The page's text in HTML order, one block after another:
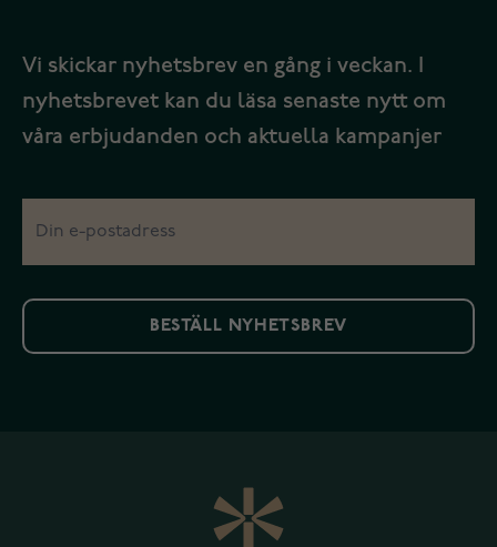
Vi skickar nyhetsbrev en gång i veckan. I
nyhetsbrevet kan du läsa senaste nytt om
våra erbjudanden och aktuella kampanjer
BESTÄLL NYHETSBREV